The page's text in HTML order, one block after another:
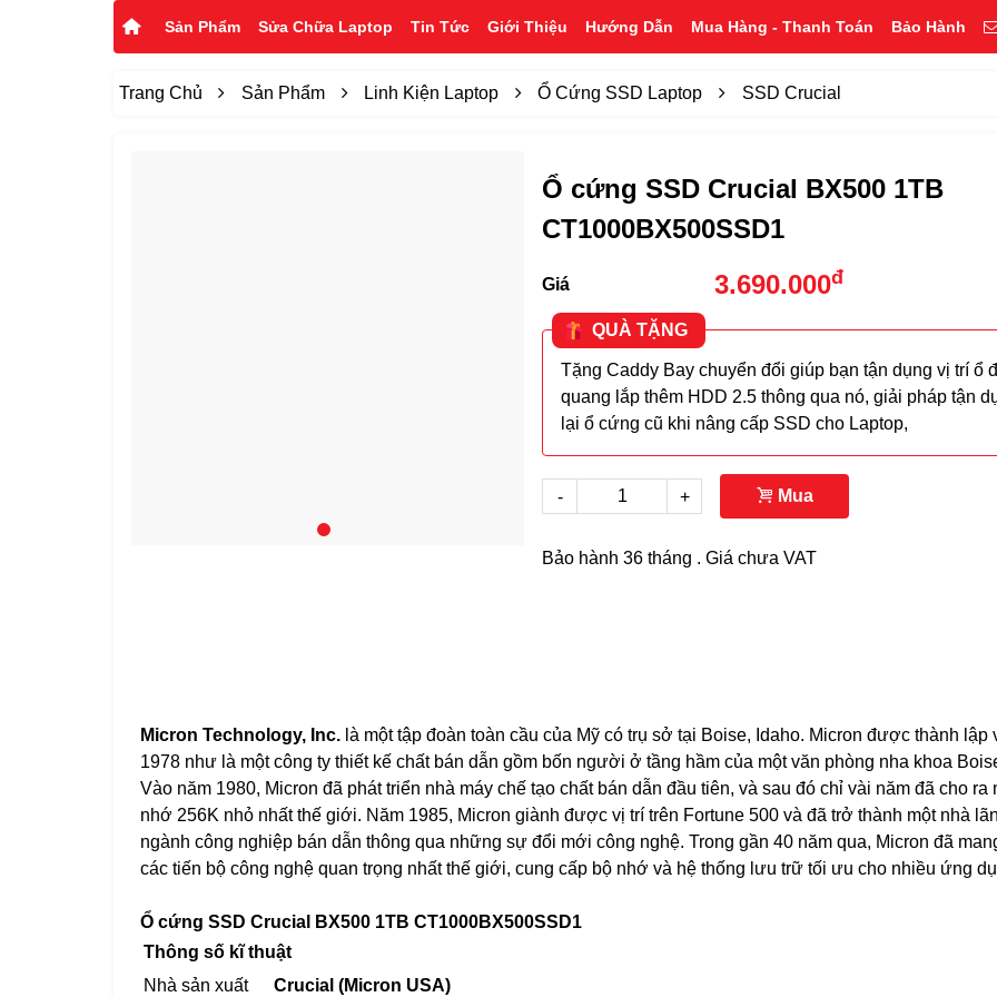
Sản Phẩm Sửa Chữa Laptop Tin Tức Giới Thiệu Hướng Dẫn Mua Hàng - Thanh Toán Bảo Hành
Trang Chủ Sản Phẩm Linh Kiện Laptop Ổ Cứng SSD Laptop SSD Crucial
Ổ cứng SSD Crucial BX500 1TB
CT1000BX500SSD1
Giá 3.690.000đ
QUÀ TẶNG
Tặng Caddy Bay chuyển đổi giúp bạn tận dụng vị trí ổ
quang lắp thêm HDD 2.5 thông qua nó, giải pháp tận
lại ổ cứng cũ khi nâng cấp SSD cho Laptop,
- + Mua
Bảo hành 36 tháng . Giá chưa VAT
Micron Technology, Inc. là một tập đoàn toàn cầu của Mỹ có trụ sở tại Boise, Idaho. Micron được thành lập
1978 như là một công ty thiết kế chất bán dẫn gồm bốn người ở tầng hầm của một văn phòng nha khoa
Vào năm 1980, Micron đã phát triển nhà máy chế tạo chất bán dẫn đầu tiên, và sau đó chỉ vài năm đã cho ra
nhớ 256K nhỏ nhất thế giới. Năm 1985, Micron giành được vị trí trên Fortune 500 và đã trở thành một nhà
ngành công nghiệp bán dẫn thông qua những sự đổi mới công nghệ. Trong gần 40 năm qua, Micron đã
các tiến bộ công nghệ quan trọng nhất thế giới, cung cấp bộ nhớ và hệ thống lưu trữ tối ưu cho nhiều ứng
Ổ cứng SSD Crucial BX500 1TB CT1000BX500SSD1
Thông số kĩ thuật
Nhà sản xuất
Crucial (Micron USA)